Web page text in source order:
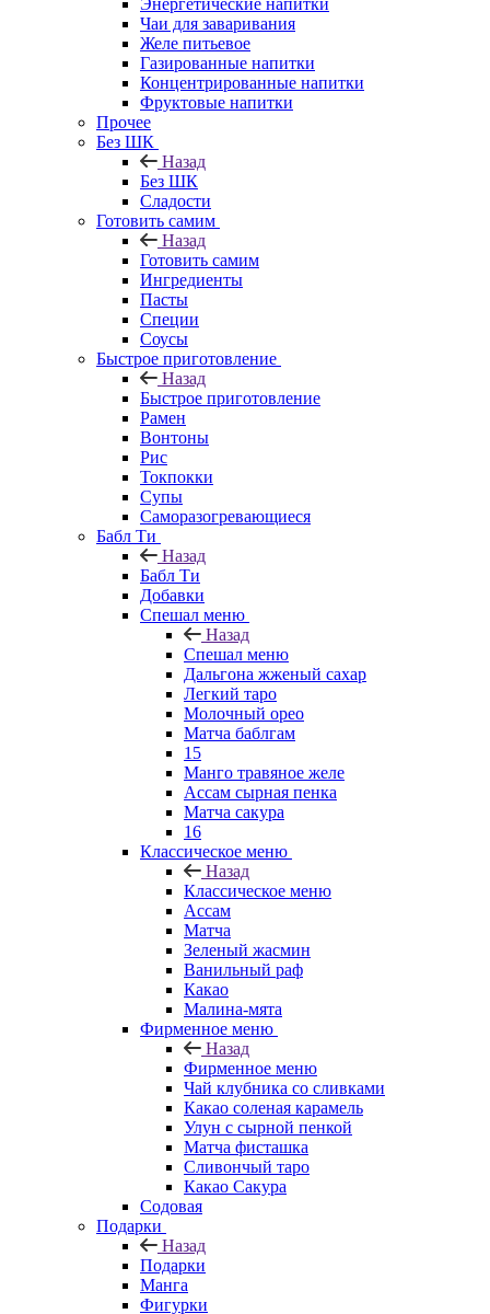
Чаи для заваривания
Желе питьевое
Газированные напитки
Концентрированные напитки
Фруктовые напитки
Прочее
Без ШК
Назад
Без ШК
Сладости
Готовить самим
Назад
Готовить самим
Ингредиенты
Пасты
Специи
Соусы
Быстрое приготовление
Назад
Быстрое приготовление
Рамен
Вонтоны
Рис
Токпокки
Супы
Саморазогревающиеся
Бабл Ти
Назад
Бабл Ти
Добавки
Спешал меню
Назад
Спешал меню
Дальгона жженый сахар
Легкий таро
Молочный орео
Матча баблгам
15
Манго травяное желе
Ассам сырная пенка
Матча сакура
16
Классическое меню
Назад
Классическое меню
Ассам
Матча
Зеленый жасмин
Ванильный раф
Какао
Малина-мята
Фирменное меню
Назад
Фирменное меню
Чай клубника со сливками
Какао соленая карамель
Улун с сырной пенкой
Матча фисташка
Сливончый таро
Какао Сакура
Содовая
Подарки
Назад
Подарки
Манга
Фигурки